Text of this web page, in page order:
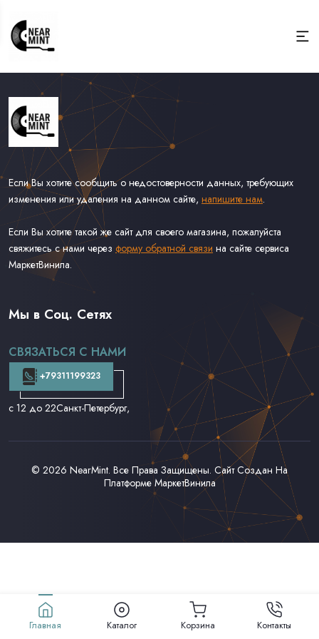
Если Вы хотите сообщить о недостоверности данных, требующих
изменения или удаления на данном сайте, напишите нам.
Если Вы хотите такой же сайт для своего магазина, пожалуйста
свяжитесь с нами через форму обратной связи на сайте сервиса
МаркетВинила.
Виниловые Пластинки
Доставка и Оплата
Контакты
Мы в Соц. Сетях
СВЯЗАТЬСЯ С НАМИ
+79311199323
с 12 до 22Санкт-Петербург,
© 2026 NearMint. Все Права Защищены. Сайт Создан На
Платформе МаркетВинила
Главная Каталог Корзина Контакты